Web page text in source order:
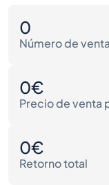
0
Número de
0€
Precio de venta
0€
Retorno total